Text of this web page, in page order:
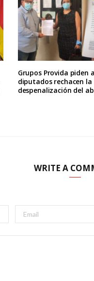
Grupos Provida piden
diputados rechacen la
despenalización del
WRITE A